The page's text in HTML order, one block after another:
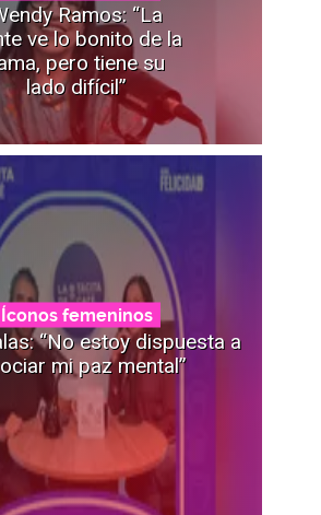
Ramos: “La
ve lo bonito de la
pero tiene su
lado difícil”
Íconos femeninos
“No estoy dispuesta a
mi paz mental”